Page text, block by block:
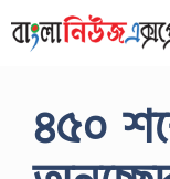
to
৪৫০